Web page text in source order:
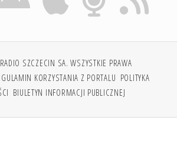
SZCZECIN SA. WSZYSTKIE PRAWA
KORZYSTANIA Z PORTALU POLITYKA
BIULETYN INFORMACJI PUBLICZNEJ